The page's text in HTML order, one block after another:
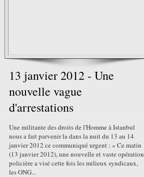
13 janvier 2012 - Une
nouvelle vague
d'arrestations
Une militante des droits de l'Homme à Istanbul
nous a fait parvenir la dans la nuit du 13 au 14
janvier 2012 ce communiqué urgent : « Ce matin
(13 janvier 2012), une nouvelle et vaste opération
policière a visé cette fois les milieux syndicaux,
les ONG...